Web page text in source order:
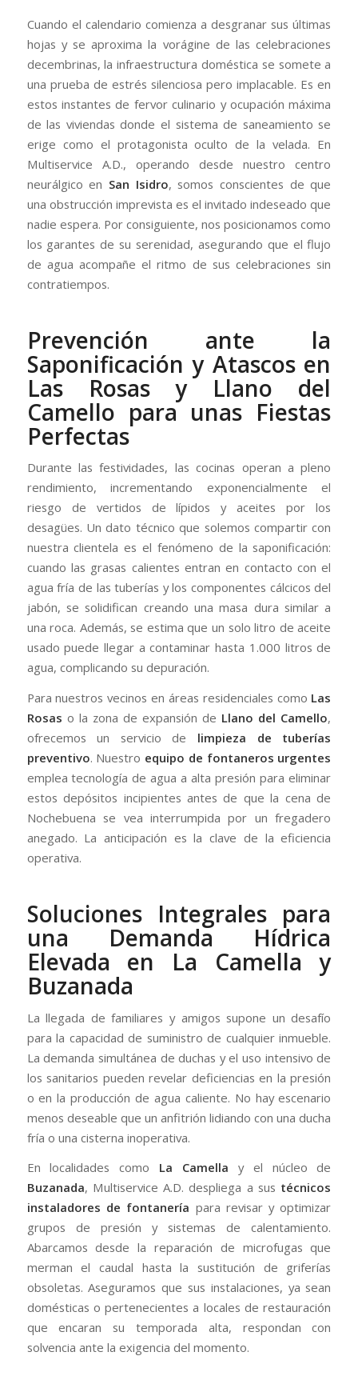
Cuando el calendario comienza a desgranar sus últimas
hojas y se aproxima la vorágine de las celebraciones
decembrinas, la infraestructura doméstica se somete a
una prueba de estrés silenciosa pero implacable. Es en
estos instantes de fervor culinario y ocupación máxima
de las viviendas donde el sistema de saneamiento se
erige como el protagonista oculto de la velada. En
Multiservice A.D., operando desde nuestro centro
neurálgico en San Isidro, somos conscientes de que
una obstrucción imprevista es el invitado indeseado que
nadie espera. Por consiguiente, nos posicionamos como
los garantes de su serenidad, asegurando que el flujo
de agua acompañe el ritmo de sus celebraciones sin
contratiempos.
Prevención ante la
Saponificación y Atascos en
Las Rosas y Llano del
Camello para unas Fiestas
Perfectas
Durante las festividades, las cocinas operan a pleno
rendimiento, incrementando exponencialmente el
riesgo de vertidos de lípidos y aceites por los
desagües. Un dato técnico que solemos compartir con
nuestra clientela es el fenómeno de la saponificación:
cuando las grasas calientes entran en contacto con el
agua fría de las tuberías y los componentes cálcicos del
jabón, se solidifican creando una masa dura similar a
una roca. Además, se estima que un solo litro de aceite
usado puede llegar a contaminar hasta 1.000 litros de
agua, complicando su depuración.
Para nuestros vecinos en áreas residenciales como Las
Rosas o la zona de expansión de Llano del Camello,
ofrecemos un servicio de limpieza de tuberías
preventivo. Nuestro equipo de fontaneros urgentes
emplea tecnología de agua a alta presión para eliminar
estos depósitos incipientes antes de que la cena de
Nochebuena se vea interrumpida por un fregadero
anegado. La anticipación es la clave de la eficiencia
operativa.
Soluciones Integrales para
una Demanda Hídrica
Elevada en La Camella y
Buzanada
La llegada de familiares y amigos supone un desafío
para la capacidad de suministro de cualquier inmueble.
La demanda simultánea de duchas y el uso intensivo de
los sanitarios pueden revelar deficiencias en la presión
o en la producción de agua caliente. No hay escenario
menos deseable que un anfitrión lidiando con una ducha
fría o una cisterna inoperativa.
En localidades como La Camella y el núcleo de
Buzanada, Multiservice A.D. despliega a sus técnicos
instaladores de fontanería para revisar y optimizar
grupos de presión y sistemas de calentamiento.
Abarcamos desde la reparación de microfugas que
merman el caudal hasta la sustitución de griferías
obsoletas. Aseguramos que sus instalaciones, ya sean
domésticas o pertenecientes a locales de restauración
que encaran su temporada alta, respondan con
solvencia ante la exigencia del momento.